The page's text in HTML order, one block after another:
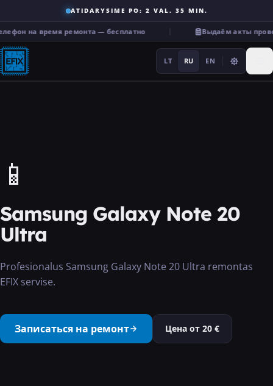
ATIDARYSIME PO: 2 VAL. 35 MIN.
на время ремонта — бесплатно Выдаём акты
LT RU EN
Услуги
📱
Samsung Galaxy Note 20
Ultra
Profesionalus Samsung Galaxy Note 20 Ultra remontas
EFIX servise.
Записаться на ремонт Цена от 20 €